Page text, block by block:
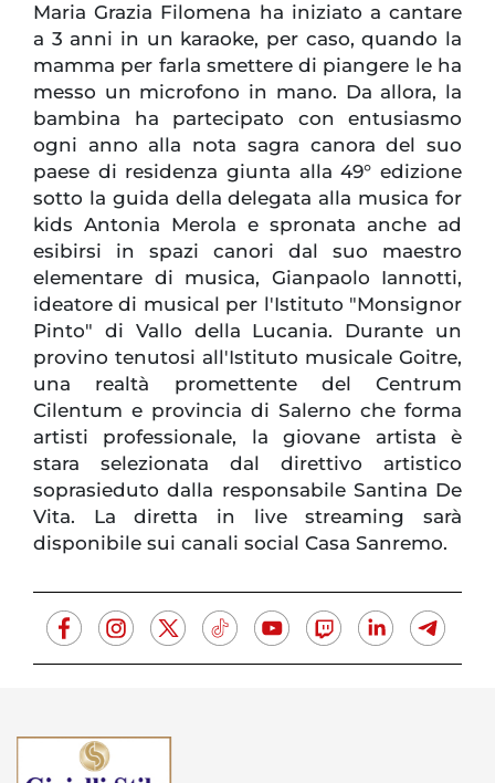
Maria Grazia Filomena ha iniziato a cantare
a 3 anni in un karaoke, per caso, quando la
mamma per farla smettere di piangere le ha
messo un microfono in mano. Da allora, la
bambina ha partecipato con entusiasmo
ogni anno alla nota sagra canora del suo
paese di residenza giunta alla 49° edizione
sotto la guida della delegata alla musica for
kids Antonia Merola e spronata anche ad
esibirsi in spazi canori dal suo maestro
elementare di musica, Gianpaolo Iannotti,
ideatore di musical per l'Istituto "Monsignor
Pinto" di Vallo della Lucania. Durante un
provino tenutosi all'Istituto musicale Goitre,
una realtà promettente del Centrum
Cilentum e provincia di Salerno che forma
artisti professionale, la giovane artista è
stara selezionata dal direttivo artistico
soprasieduto dalla responsabile Santina De
Vita. La diretta in live streaming sarà
disponibile sui canali social Casa Sanremo.